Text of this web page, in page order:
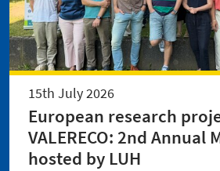
15th July 2026
European research
VALERECO: 2nd Annual
hosted by LUH